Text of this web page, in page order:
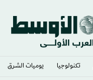
تكنولوجيا يوميات الشرق​